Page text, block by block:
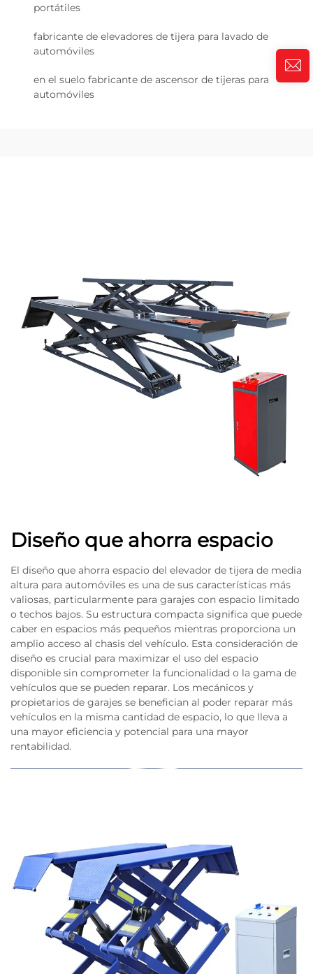
portátiles
fabricante de elevadores de tijera para lavado de
automóviles
en el suelo fabricante de ascensor de tijeras para
automóviles
Diseño que ahorra espacio
El diseño que ahorra espacio del elevador de tijera de media
altura para automóviles es una de sus características más
valiosas, particularmente para garajes con espacio limitado
o techos bajos. Su estructura compacta significa que puede
caber en espacios más pequeños mientras proporciona un
amplio acceso al chasis del vehículo. Esta consideración de
diseño es crucial para maximizar el uso del espacio
disponible sin comprometer la funcionalidad o la gama de
vehículos que se pueden reparar. Los mecánicos y
propietarios de garajes se benefician al poder reparar más
vehículos en la misma cantidad de espacio, lo que lleva a
una mayor eficiencia y potencial para una mayor
rentabilidad.